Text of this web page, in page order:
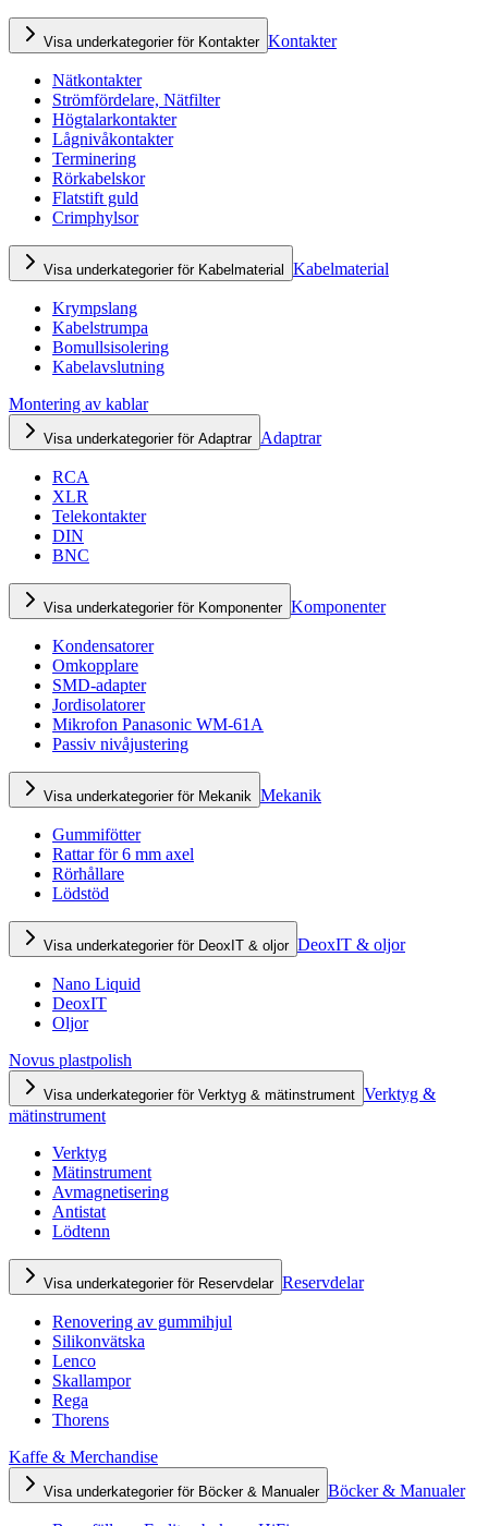
Visa underkategorier för Kontakter Kontakter
Nätkontakter
Strömfördelare, Nätfilter
Högtalarkontakter
Lågnivåkontakter
Terminering
Rörkabelskor
Flatstift guld
Crimphylsor
Visa underkategorier för Kabelmaterial Kabelmaterial
Krympslang
Kabelstrumpa
Bomullsisolering
Kabelavslutning
Montering av kablar
Visa underkategorier för Adaptrar Adaptrar
RCA
XLR
Telekontakter
DIN
BNC
Visa underkategorier för Komponenter Komponenter
Kondensatorer
Omkopplare
SMD-adapter
Jordisolatorer
Mikrofon Panasonic WM-61A
Passiv nivåjustering
Visa underkategorier för Mekanik Mekanik
Gummifötter
Rattar för 6 mm axel
Rörhållare
Lödstöd
Visa underkategorier för DeoxIT & oljor DeoxIT & oljor
Nano Liquid
DeoxIT
Oljor
Novus plastpolish
Visa underkategorier för Verktyg & mätinstrument Verktyg &
mätinstrument
Verktyg
Mätinstrument
Avmagnetisering
Antistat
Lödtenn
Visa underkategorier för Reservdelar Reservdelar
Renovering av gummihjul
Silikonvätska
Lenco
Skallampor
Rega
Thorens
Kaffe & Merchandise
Visa underkategorier för Böcker & Manualer Böcker & Manualer